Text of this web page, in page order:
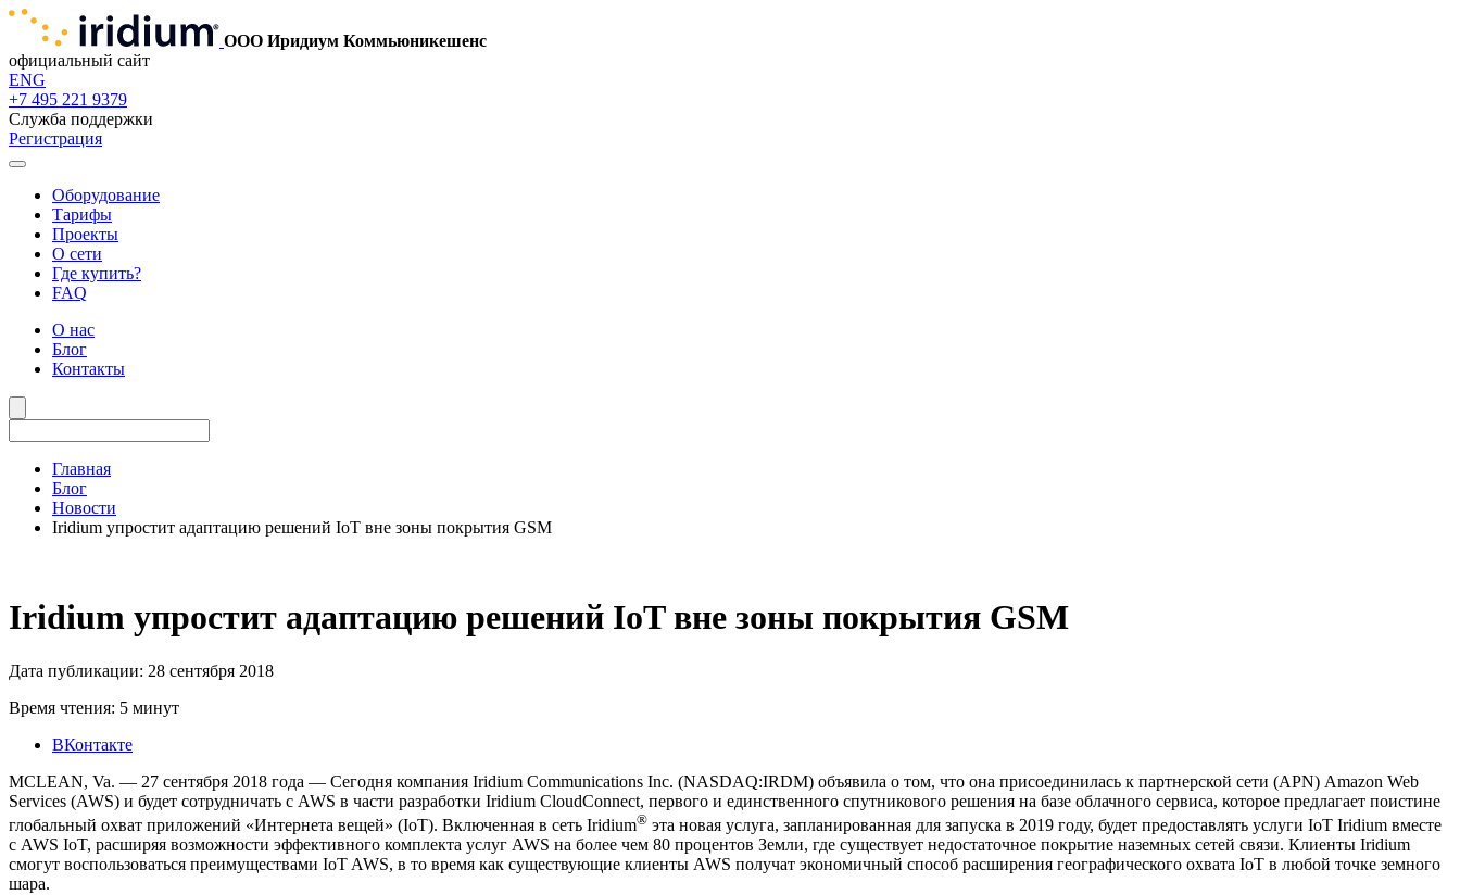
ООО Иридиум Коммьюникешенс
официальный сайт
ENG
+7 495 221 9379
Служба поддержки
Регистрация
Оборудование
Тарифы
Проекты
О сети
Где купить?
FAQ
О нас
Блог
Контакты
Главная
Блог
Новости
Iridium упростит адаптацию решений IoT вне зоны покрытия GSM
Iridium упростит адаптацию решений IoT вне зоны покрытия GSM
Дата публикации: 28 сентября 2018
Время чтения: 5 минут
ВКонтакте
MCLEAN, Va. — 27 сентября 2018 года — Сегодня компания Iridium Communications Inc. (NASDAQ:IRDM) объявила о том, что она присоединилась к партнерской сети (APN) Amazon Web
Services (AWS) и будет сотрудничать с AWS в части разработки Iridium CloudConnect, первого и единственного спутникового решения на базе облачного сервиса, которое предлагает поистине
глобальный охват приложений «Интернета вещей» (IoT). Включенная в сеть Iridium® эта новая услуга, запланированная для запуска в 2019 году, будет предоставлять услуги IoT Iridium вместе
с AWS IoT, расширяя возможности эффективного комплекта услуг AWS на более чем 80 процентов Земли, где существует недостаточное покрытие наземных сетей связи. Клиенты Iridium
смогут воспользоваться преимуществами IoT AWS, в то время как существующие клиенты AWS получат экономичный способ расширения географического охвата IoT в любой точке земного
шара.